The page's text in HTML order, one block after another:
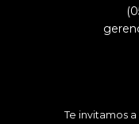
Te invitamos